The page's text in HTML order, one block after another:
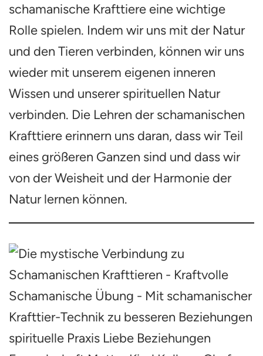
schamanische Krafttiere eine wichtige
Rolle spielen. Indem wir uns mit der Natur
und den Tieren verbinden, können wir uns
wieder mit unserem eigenen inneren
Wissen und unserer spirituellen Natur
verbinden. Die Lehren der schamanischen
Krafttiere erinnern uns daran, dass wir Teil
eines größeren Ganzen sind und dass wir
von der Weisheit und der Harmonie der
Natur lernen können.